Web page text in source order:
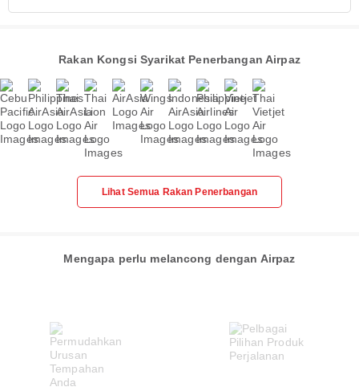
Rakan Kongsi Syarikat Penerbangan Airpaz
Lihat Semua Rakan Penerbangan
Mengapa perlu melancong dengan Airpaz